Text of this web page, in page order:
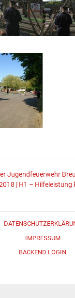
Jugendfeuerwehr
| H1 – Hilfeleistung
IMPRESSUM
BACKEND LOGIN